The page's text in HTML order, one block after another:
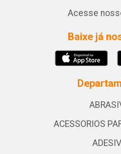
Acesse
Baixe já
ACESSORIOS